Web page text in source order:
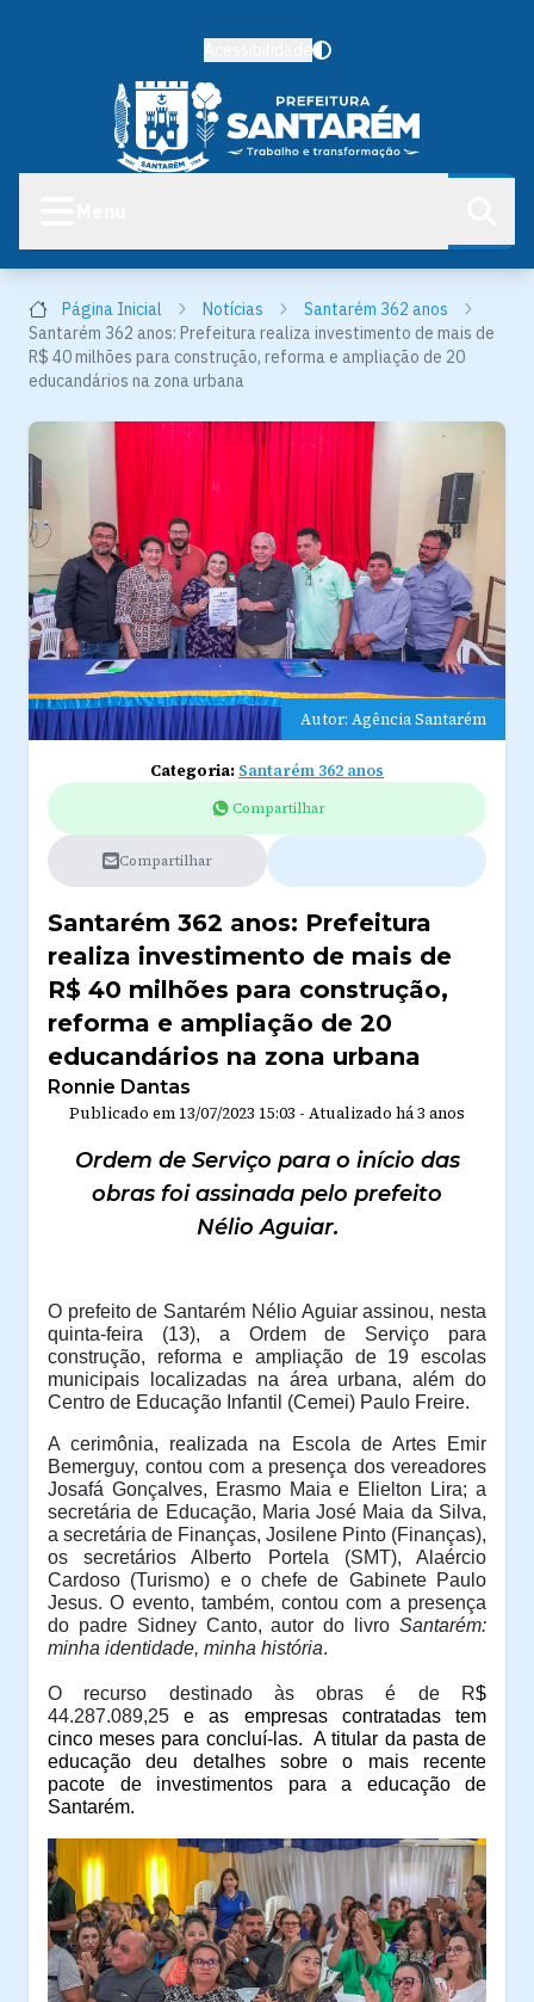
Página Inicial Notícias
Santarém 362 anos
Santarém 362 anos: Prefeitura realiza investimento de mais de
R$ 40 milhões para construção, reforma e ampliação de 20
educandários na zona urbana
Autor: Agência Santarém
Categoria: Santarém 362 anos
Compartilhar
Compartilhar
Santarém 362 anos: Prefeitura
realiza investimento de mais de
R$ 40 milhões para construção,
reforma e ampliação de 20
educandários na zona urbana
Ronnie Dantas
Publicado em 13/07/2023 15:03 - Atualizado há 3 anos
Ordem de Serviço para o início das
obras foi assinada pelo prefeito
Nélio Aguiar.
O prefeito de Santarém Nélio Aguiar assinou, nesta
quinta-feira (13), a Ordem de Serviço para
construção, reforma e ampliação de 19 escolas
municipais localizadas na área urbana, além do
Centro de Educação Infantil (Cemei) Paulo Freire.
A cerimônia, realizada na Escola de Artes Emir
Bemerguy, contou com a presença dos vereadores
Josafá Gonçalves, Erasmo Maia e Elielton Lira; a
secretária de Educação, Maria José Maia da Silva,
a secretária de Finanças, Josilene Pinto (Finanças),
os secretários Alberto Portela (SMT), Alaércio
Cardoso (Turismo) e o chefe de Gabinete Paulo
Jesus. O evento, também, contou com a presença
do padre Sidney Canto, autor do livro Santarém:
minha identidade, minha história.
O recurso destinado às obras é de R$
44.287.089,25 e as empresas contratadas tem
cinco meses para concluí-las.A titular da pasta de
educação deu detalhes sobre o mais recente
pacote de investimentos para a educação de
Santarém.